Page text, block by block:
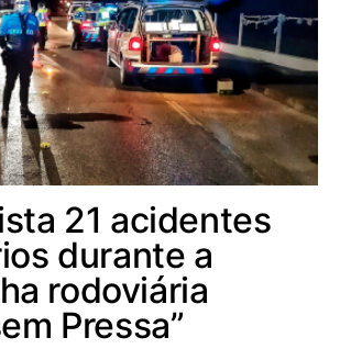
21 acidentes
durante a
rodoviária
Pressa”